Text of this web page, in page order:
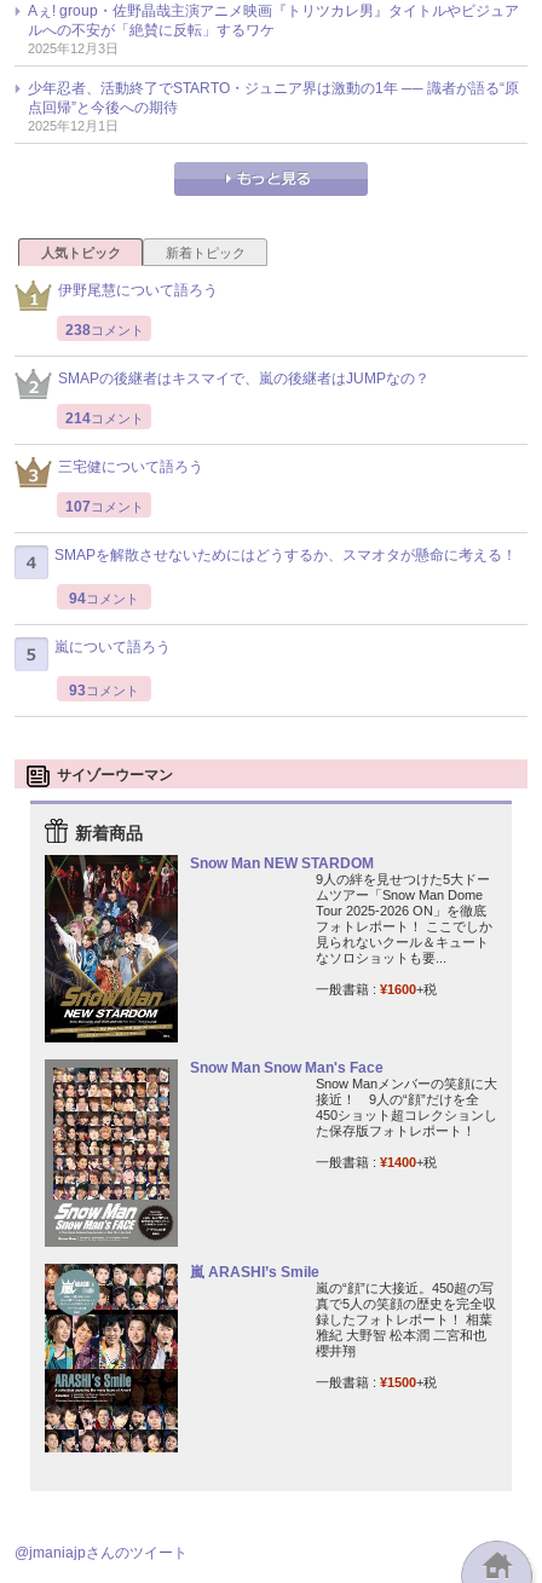
Aぇ! group・佐野晶哉主演アニメ映画『トリツカレ男』タイトルやビジュア
ルへの不安が「絶賛に反転」するワケ
2025年12月3日
少年忍者、活動終了でSTARTO・ジュニア界は激動の1年 ── 識者が語る“原
点回帰”と今後への期待
2025年12月1日
人気トピック 新着トピック
伊野尾慧について語ろう
238コメント
SMAPの後継者はキスマイで、嵐の後継者はJUMPなの？
214コメント
三宅健について語ろう
107 コメント
SMAPを解散させないためにはどうするか、スマオタが懸命に考える！
94コメント
嵐について語ろう
93コメント
サイゾーウーマン
新着商品
Snow Man NEW STARDOM
9人の絆を見せつけた5大ドー
ムツアー「Snow Man Dome
Tour 2025-2026 ON」を徹底
フォトレポート！ ここでしか
見られないクール＆キュート
なソロショットも要...
一般書籍 : ¥1600+税
Snow Man Snow Man's Face
Snow Manメンバーの笑顔に大
接近！ 9人の“顔”だけを全
450ショット超コレクションし
た保存版フォトレポート！
一般書籍 : ¥1400+税
嵐 ARASHI’s Smile
嵐の“顔”に大接近。450超の写
真で5人の笑顔の歴史を完全収
録したフォトレポート！ 相葉
雅紀 大野智 松本潤 二宮和也
櫻井翔
一般書籍 : ¥1500+税
@jmaniajpさんのツイート